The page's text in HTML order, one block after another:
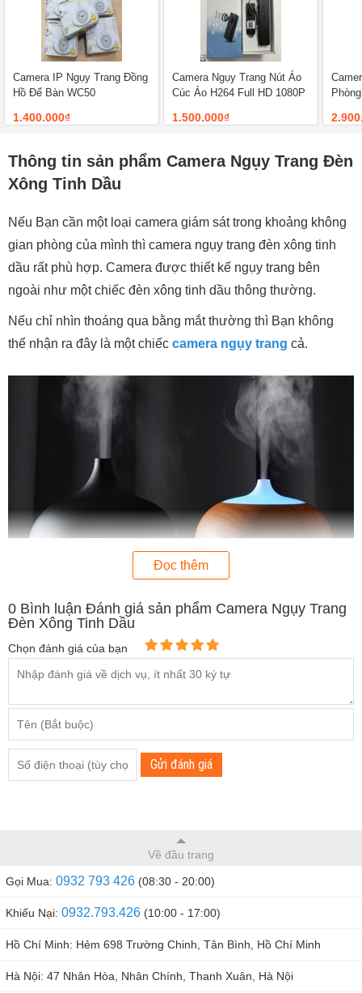
Camera IP Ngụy Trang Đồng
Hồ Để Bàn WC50
1.400.000₫
Camera Ngụy Trang Nút Áo
Cúc Áo H264 Full HD 1080P
1.500.000₫
Thông tin sản phẩm Camera Ngụy Trang Đèn
Xông Tinh Dầu
Nếu Bạn cần một loại camera giám sát trong khoảng không
gian phòng của mình thì camera ngụy trang đèn xông tinh
dầu rất phù hợp. Camera được thiết kế ngụy trang bên
ngoài như một chiếc đèn xông tinh dầu thông thường.
Nếu chỉ nhìn thoáng qua bằng mắt thường thì Bạn không
thể nhận ra đây là một chiếc camera ngụy trang cả.
Vị Trí Mắt Camera Của Đèn Xông Tinh Dầu
Chi Tiết Tính Năng Camera Ngụy Trang Đèn Xông Tinh
Quay video
Ghi âm
Xem trực tiếp trên điện thoại
Thông Số Kỹ Thuật
Đọc thêm
0 Bình luận Đánh giá sản phẩm Camera Ngụy Trang
Đèn Xông Tinh Dầu
Chọn đánh giá của bạn
Gửi đánh giá
Về đầu trang
Gọi Mua: 0932 793 426 (08:30 - 20:00)
Khiếu Nại: 0932.793.426 (10:00 - 17:00)
Hồ Chí Minh: Hẻm 698 Trường Chinh, Tân Bình, Hồ Chí Minh
Hà Nội: 47 Nhân Hòa, Nhân Chính, Thanh Xuân, Hà Nội